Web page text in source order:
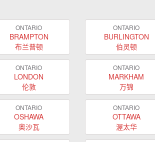
ONTARIO
BRAMPTON
布兰普顿
ONTARIO
BURLINGTON
伯灵顿
ONTARIO
LONDON
伦敦
ONTARIO
MARKHAM
万锦
ONTARIO
OSHAWA
奥沙瓦
ONTARIO
OTTAWA
渥太华